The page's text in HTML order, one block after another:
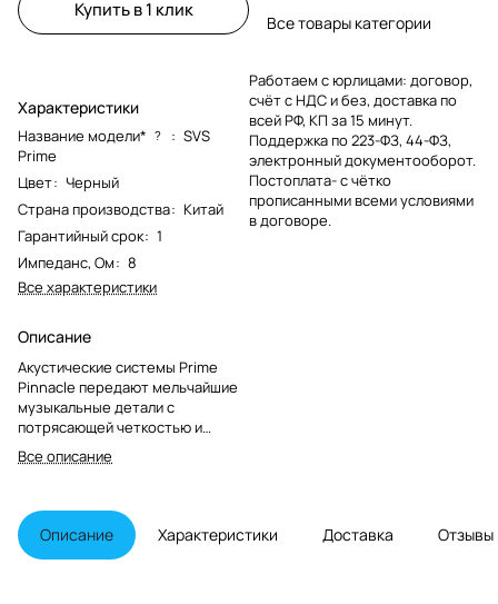
Купить в 1 клик
Характеристики
Название модели* ? : SVS
Prime
Цвет: Черный
Страна производства: Китай
Гарантийный срок: 1
Импеданс, Ом: 8
Все характеристики
Описание
Акустические системы Prime
Pinnacle передают мельчайшие
музыкальные детали с
потрясающей четкостью и
обеспечивают массивную
кинематографическую динамику,
погружение в звучание,
доступное каждому
Все описание
Все товары категории
Работаем с юрлицами: договор,
счёт с НДС и без, доставка по
всей РФ, КП за 15 минут.
Поддержка по 223-ФЗ, 44-ФЗ,
электронный документооборот.
Постоплата- с чётко
прописанными всеми условиями
в договоре.
Описание Характеристики Доставка Отзывы